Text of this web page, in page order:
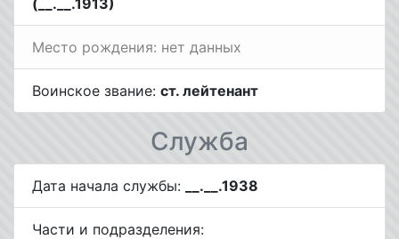
(__.__.1913)
Место рождения: нет данных
Воинское звание: ст. лейтенант
Служба
Дата начала службы: __.__.1938
Части и подразделения: